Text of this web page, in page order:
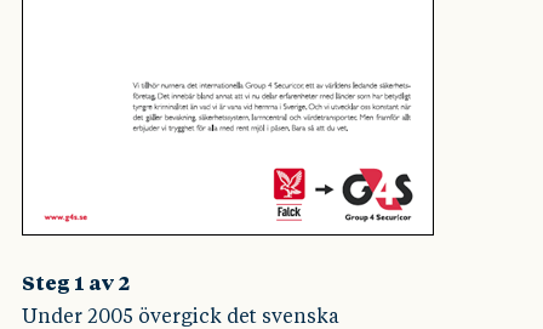
Steg 1 av 2
Under 2005 övergick det svenska